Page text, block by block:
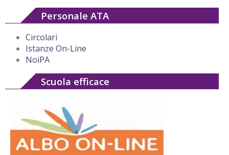
Personale ATA
Circolari
Istanze On-Line
NoiPA
Scuola efficace